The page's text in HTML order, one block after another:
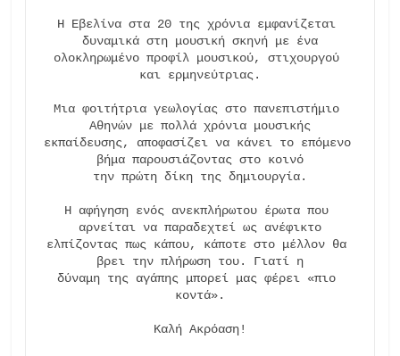
Η Εβελίνα στα 20 της χρόνια εμφανίζεται
δυναμικά στη μουσική σκηνή με ένα
ολοκληρωμένο προφίλ μουσικού, στιχουργού
και ερμηνεύτριας.
Μια φοιτήτρια γεωλογίας στο πανεπιστήμιο
Αθηνών με πολλά χρόνια μουσικής
εκπαίδευσης, αποφασίζει να κάνει το επόμενο
βήμα παρουσιάζοντας στο κοινό
την πρώτη δίκη της δημιουργία.
Η αφήγηση ενός ανεκπλήρωτου έρωτα που
αρνείται να παραδεχτεί ως ανέφικτο
ελπίζοντας πως κάπου, κάποτε στο μέλλον θα
βρει την πλήρωση του. Γιατί η
δύναμη της αγάπης μπορεί μας φέρει «πιο
κοντά».
Καλή Ακρόαση!